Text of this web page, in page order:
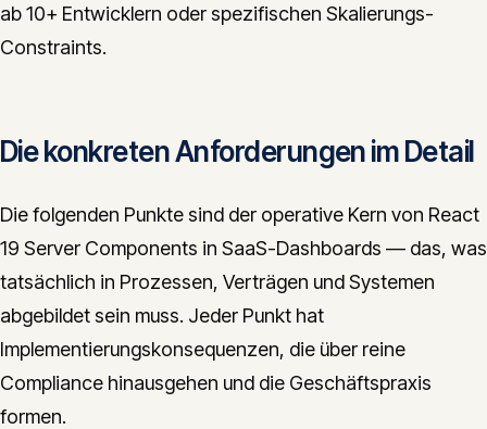
ab 10+ Entwicklern oder spezifischen Skalierungs-
Constraints.
Die konkreten Anforderungen im Detail
Die folgenden Punkte sind der operative Kern von React
19 Server Components in SaaS-Dashboards — das, was
tatsächlich in Prozessen, Verträgen und Systemen
abgebildet sein muss. Jeder Punkt hat
Implementierungskonsequenzen, die über reine
Compliance hinausgehen und die Geschäftspraxis
formen.